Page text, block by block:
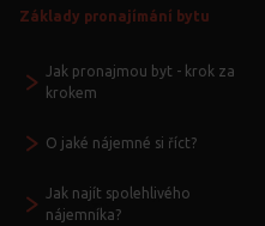
Základy pronajímání bytu
Jak pronajmou byt - krok za
krokem
O jaké nájemné si říct?
Jak najít spolehlivého
nájemníka?